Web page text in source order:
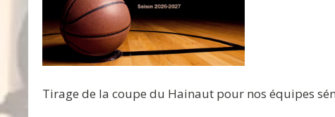
Tirage de la coupe du Hainaut pour nos équipes